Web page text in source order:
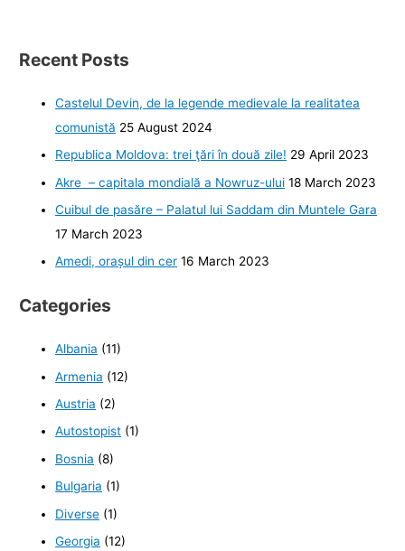
Recent Posts
Castelul Devin, de la legende medievale la realitatea
comunistă 25 August 2024
Republica Moldova: trei ţări în două zile! 29 April 2023
Akre – capitala mondială a Nowruz-ului 18 March 2023
Cuibul de pasăre – Palatul lui Saddam din Muntele Gara
17 March 2023
Amedi, orașul din cer 16 March 2023
Categories
Albania (11)
Armenia (12)
Austria (2)
Autostopist (1)
Bosnia (8)
Bulgaria (1)
Diverse (1)
Georgia (12)